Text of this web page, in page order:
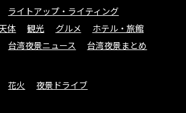
ライトアップ・ライティング
体 観光 グルメ
ホテル・旅館
台湾夜景ニュース 台湾夜景まとめ
花火 夜景ドライブ